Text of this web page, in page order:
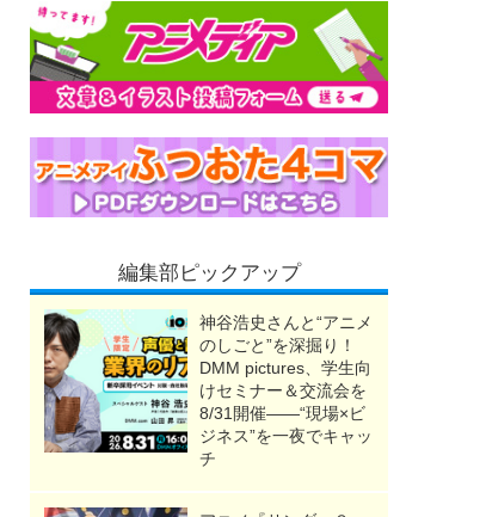
編集部ピックアップ
神谷浩史さんと“アニメ
のしごと”を深掘り！
DMM pictures、学生向
けセミナー＆交流会を
8/31開催――“現場×ビ
ジネス”を一夜でキャッ
チ